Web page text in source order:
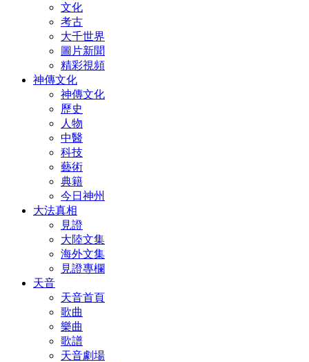
文化
考古
大千世界
圖片新聞
精彩視頻
神傳文化
神傳文化
歷史
人物
中醫
科技
藝術
典籍
今日神州
大法真相
見證
大陸文集
海外文集
見證專欄
天音
天音首頁
歌曲
樂曲
歌譜
天音劇場